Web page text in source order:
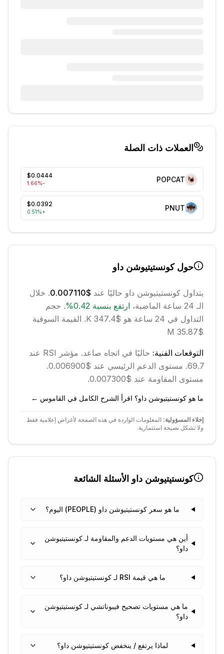
العملات ذات الصلة
POPCAT
$0.0444
-1.66
%
PNUT
$0.0392
+
0.51%
حولكونستيتيوشن داو
يتداول كونستيتيوشن داو حاليًا عند $0.007110
. خلال
الـ 24 ساعة الماضية،
ارتفع بنسبة 0.42
%
. حجم
التداول في 24 ساعة هو $347.4 K.
القيمة السوقية
$35.87 M
التوقعات الفنية: حاليًا في اتجاه صاعد.
مؤشر RSI عند
69.7. مستوى الدعم الرئيسي عند $0.006900.
مستوى المقاومة عند $0.007300.
ما هو كونستيتيوشن داو؟ اقرأ الشرح الكامل في القاموس ←
إخلاء المسؤولية: المعلومات الواردة في هذه الصفحة لأغراض إعلامية فقط
ولا تشكل نصيحة استثمارية.
كونستيتيوشن داو الأسئلة الشائعة
ما هو سعر كونستيتيوشن داو (PEOPLE) اليوم؟
أين هي مستويات الدعم والمقاومة لـ كونستيتيوشن
داو؟
ما هي قيمة RSI لـ كونستيتيوشن داو؟
ما هي مستويات تصحيح فيبوناتشي لـ كونستيتيوشن
داو؟
لماذا يرتفع / ينخفض كونستيتيوشن داو؟